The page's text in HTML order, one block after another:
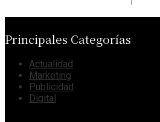
Principales Categorías
Actualidad
Marketing
Publicidad
Digital